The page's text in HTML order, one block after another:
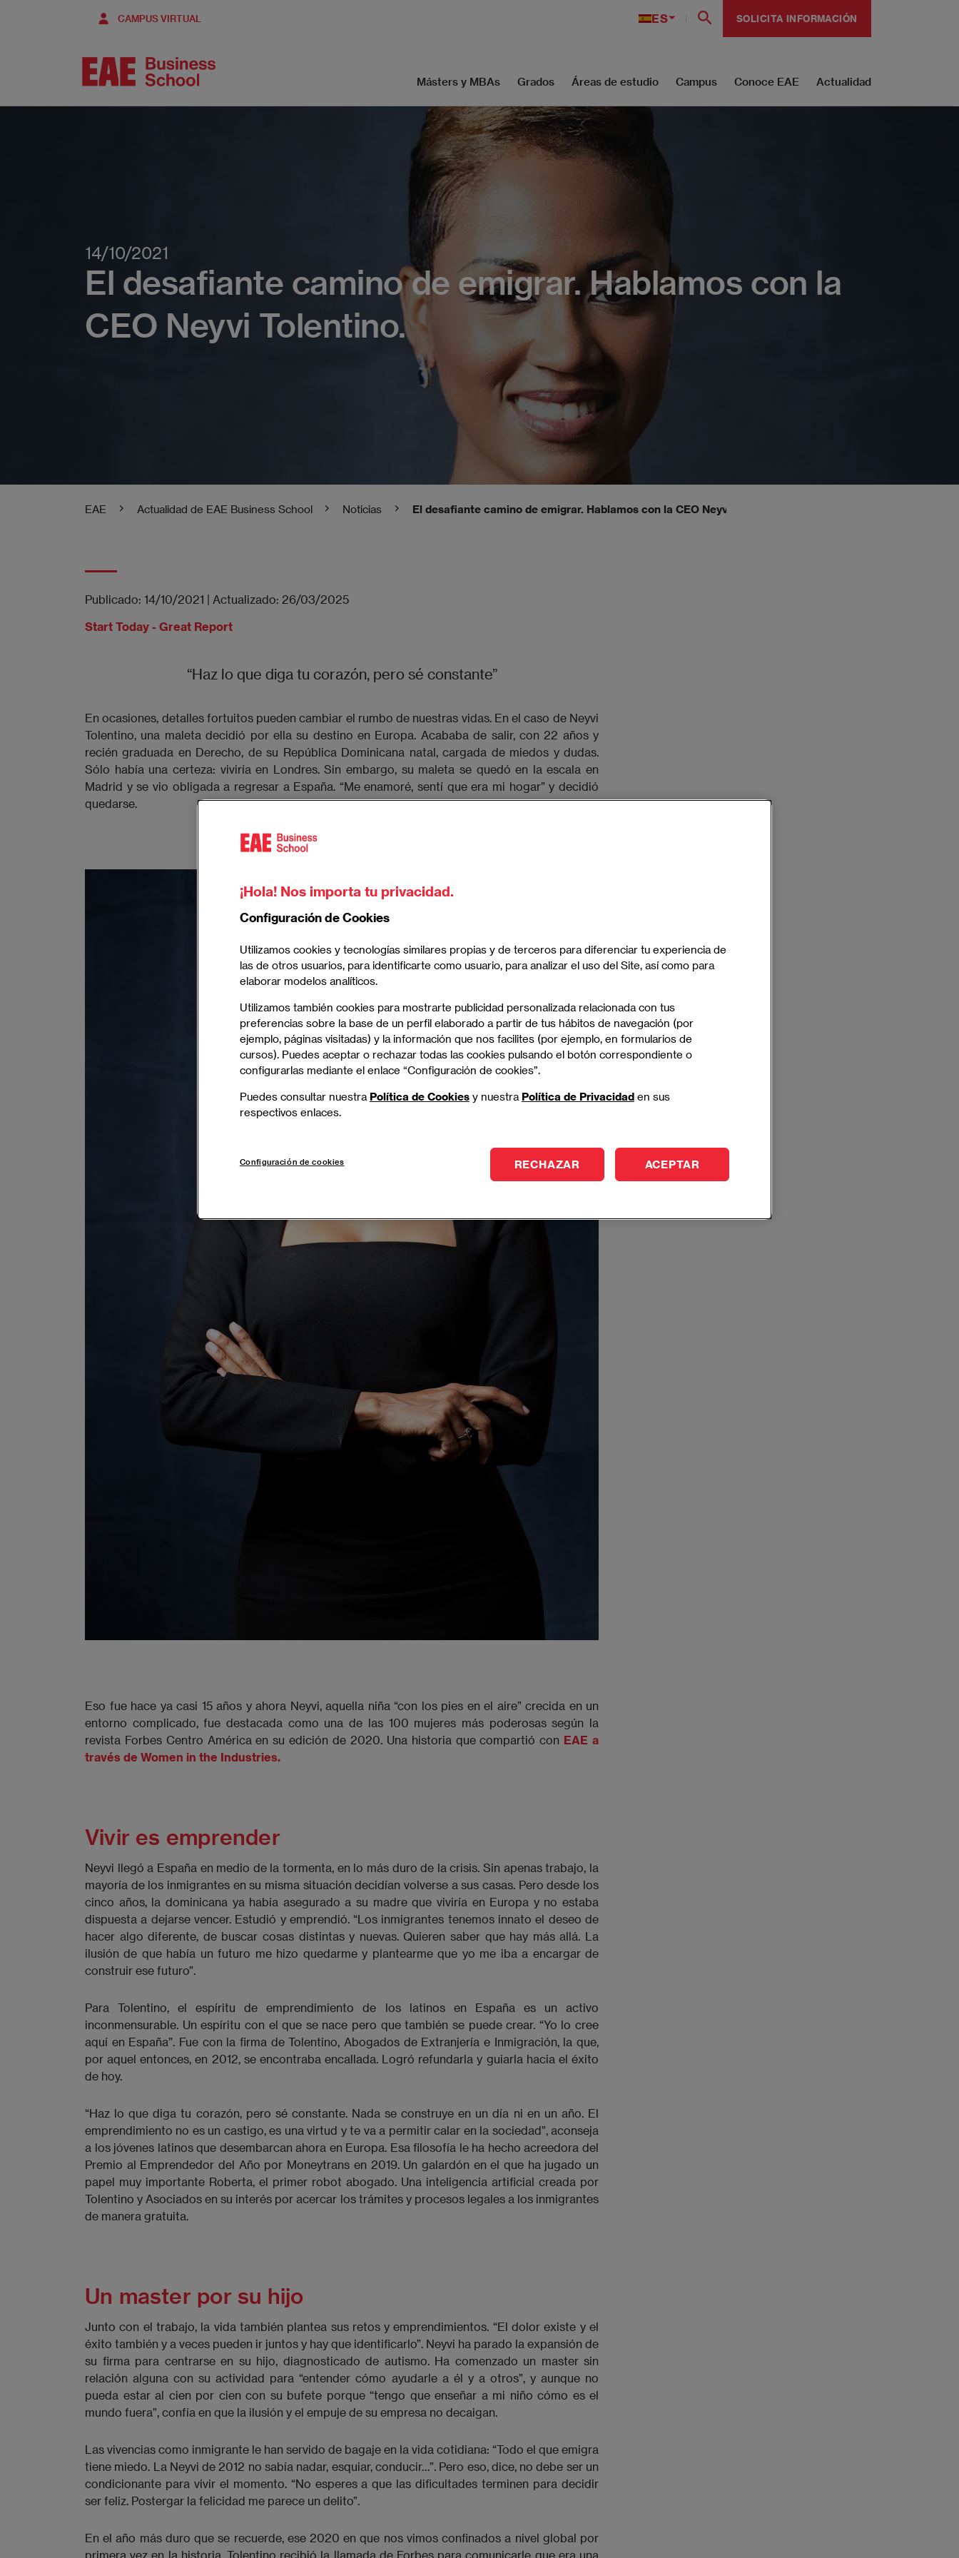
CAMPUS VIRTUAL ES SOLICITA INFORMACIÓN
Másters y MBAs Grados Áreas de estudio Campus Conoce EAE Actualidad
14/10/2021
El desafiante camino de emigrar. Hablamos con la
CEO Neyvi Tolentino.
EAE Actualidad de EAE Business School Noticias El desafiante camino de emigrar. Hablamos con la CEO Neyvi Tolentino.
Publicado: 14/10/2021 | Actualizado: 26/03/2025
Start Today - Great Report
“Haz lo que diga tu corazón, pero sé constante”
En ocasiones, detalles fortuitos pueden cambiar el rumbo de nuestras vidas. En el caso de Neyvi
Tolentino, una maleta decidió por ella su destino en Europa. Acababa de salir, con 22 años y
recién graduada en Derecho, de su República Dominicana natal, cargada de miedos y dudas.
Sólo había una certeza: viviría en Londres. Sin embargo, su maleta se quedó en la escala en
Madrid y se vio obligada a regresar a España. “Me enamoré, sentí que era mi hogar” y decidió
quedarse.
Eso fue hace ya casi 15 años y ahora Neyvi, aquella niña “con los pies en el aire” crecida en un
entorno complicado, fue destacada como una de las 100 mujeres más poderosas según la
revista Forbes Centro América en su edición de 2020. Una historia que compartió con EAE a
través de Women in the Industries.
Vivir es emprender
Neyvi llegó a España en medio de la tormenta, en lo más duro de la crisis. Sin apenas trabajo, la
mayoría de los inmigrantes en su misma situación decidían volverse a sus casas. Pero desde los
cinco años, la dominicana ya había asegurado a su madre que viviría en Europa y no estaba
dispuesta a dejarse vencer. Estudió y emprendió. “Los inmigrantes tenemos innato el deseo de
hacer algo diferente, de buscar cosas distintas y nuevas. Quieren saber que hay más allá. La
ilusión de que había un futuro me hizo quedarme y plantearme que yo me iba a encargar de
construir ese futuro”.
Para Tolentino, el espíritu de emprendimiento de los latinos en España es un activo
inconmensurable. Un espíritu con el que se nace pero que también se puede crear. “Yo lo cree
aquí en España”. Fue con la firma de Tolentino, Abogados de Extranjería e Inmigración, la que,
por aquel entonces, en 2012, se encontraba encallada. Logró refundarla y guiarla hacia el éxito
de hoy.
“Haz lo que diga tu corazón, pero sé constante. Nada se construye en un día ni en un año. El
emprendimiento no es un castigo, es una virtud y te va a permitir calar en la sociedad”, aconseja
a los jóvenes latinos que desembarcan ahora en Europa. Esa filosofía le ha hecho acreedora del
Premio al Emprendedor del Año por Moneytrans en 2019. Un galardón en el que ha jugado un
papel muy importante Roberta, el primer robot abogado. Una inteligencia artificial creada por
Tolentino y Asociados en su interés por acercar los trámites y procesos legales a los inmigrantes
de manera gratuita.
Un master por su hijo
Junto con el trabajo, la vida también plantea sus retos y emprendimientos. “El dolor existe y el
éxito también y a veces pueden ir juntos y hay que identificarlo”. Neyvi ha parado la expansión de
su firma para centrarse en su hijo, diagnosticado de autismo. Ha comenzado un master sin
relación alguna con su actividad para “entender cómo ayudarle a él y a otros”, y aunque no
pueda estar al cien por cien con su bufete porque “tengo que enseñar a mi niño cómo es el
mundo fuera”, confía en que la ilusión y el empuje de su empresa no decaigan.
Las vivencias como inmigrante le han servido de bagaje en la vida cotidiana: “Todo el que emigra
tiene miedo. La Neyvi de 2012 no sabía nadar, esquiar, conducir…”. Pero eso, dice, no debe ser un
condicionante para vivir el momento. “No esperes a que las dificultades terminen para decidir
ser feliz. Postergar la felicidad me parece un delito”.
En el año más duro que se recuerde, ese 2020 en que nos vimos confinados a nivel global por
primera vez en la historia, Tolentino recibió la llamada de Forbes para comunicarle que era una
¡Hola! Nos importa tu privacidad.
Configuración de Cookies
Utilizamos cookies y tecnologías similares propias y de terceros para diferenciar tu experiencia de
las de otros usuarios, para identificarte como usuario, para analizar el uso del Site, así como para
elaborar modelos analíticos.
Utilizamos también cookies para mostrarte publicidad personalizada relacionada con tus
preferencias sobre la base de un perfil elaborado a partir de tus hábitos de navegación (por
ejemplo, páginas visitadas) y la información que nos facilites (por ejemplo, en formularios de
cursos). Puedes aceptar o rechazar todas las cookies pulsando el botón correspondiente o
configurarlas mediante el enlace “Configuración de cookies”.
Puedes consultar nuestra Política de Cookiesy nuestra Política de Privacidaden sus
respectivos enlaces.
Configuración de cookies RECHAZAR ACEPTAR